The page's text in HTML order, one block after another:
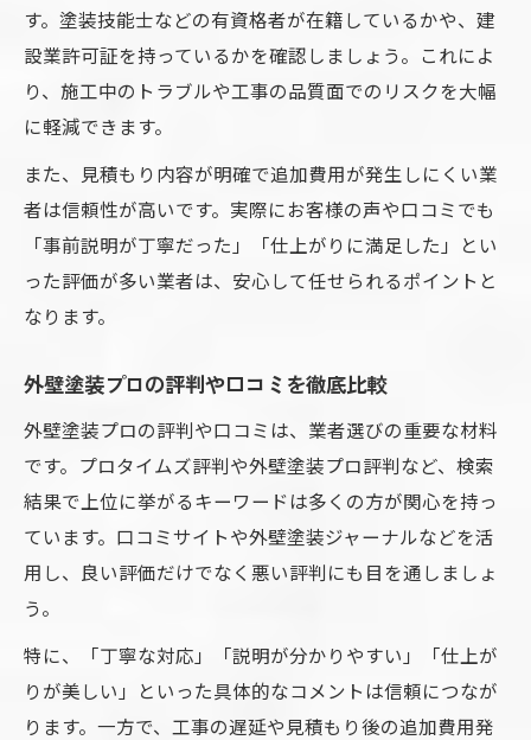
す。塗装技能士などの有資格者が在籍しているかや、建
設業許可証を持っているかを確認しましょう。これによ
り、施工中のトラブルや工事の品質面でのリスクを大幅
に軽減できます。
また、見積もり内容が明確で追加費用が発生しにくい業
者は信頼性が高いです。実際にお客様の声や口コミでも
「事前説明が丁寧だった」「仕上がりに満足した」とい
った評価が多い業者は、安心して任せられるポイントと
なります。
外壁塗装プロの評判や口コミを徹底比較
外壁塗装プロの評判や口コミは、業者選びの重要な材料
です。プロタイムズ評判や外壁塗装プロ評判など、検索
結果で上位に挙がるキーワードは多くの方が関心を持っ
ています。口コミサイトや外壁塗装ジャーナルなどを活
用し、良い評価だけでなく悪い評判にも目を通しましょ
う。
特に、「丁寧な対応」「説明が分かりやすい」「仕上が
りが美しい」といった具体的なコメントは信頼につなが
ります。一方で、工事の遅延や見積もり後の追加費用発